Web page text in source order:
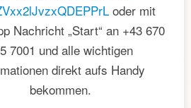
oder mit
Nachricht „Start“ an +43 670
7001 und alle wichtigen
direkt aufs Handy
bekommen.